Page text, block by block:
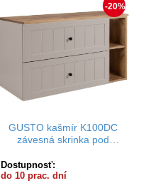
-20%
GUSTO kašmír K100DC
závesná skrinka pod
Dostupnosť:
do 10 prac. dní